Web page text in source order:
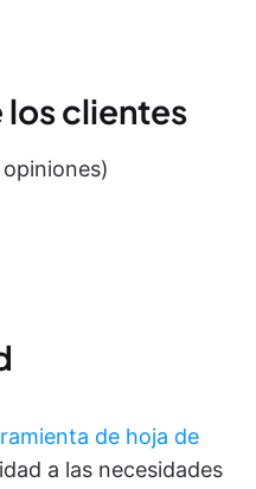
los clientes
de hoja de
a las necesidades